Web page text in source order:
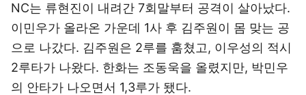
NC는 류현진이 내려간 7회말부터 공격이 살아났다.
이민우가 올라온 가운데 1사 후 김주원이 몸 맞는 공
으로 나갔다. 김주원은 2루를 훔쳤고, 이우성의 적시
2루타가 나왔다. 한화는 조동욱을 올렸지만, 박민우
의 안타가 나오면서 1,3루가 됐다.